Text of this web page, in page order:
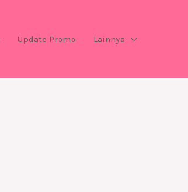
Update Promo Lainnya